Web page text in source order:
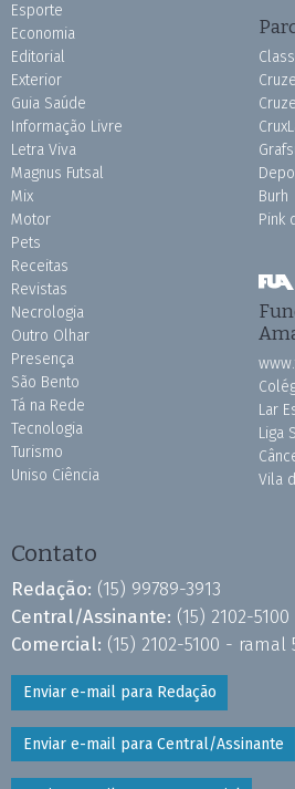
Esporte
Economia
Editorial
Exterior
Guia Saúde
Informação Livre
Letra Viva
Magnus Futsal
Mix
Motor
Pets
Receitas
Revistas
Necrologia
Outro Olhar
Presença
São Bento
Tá na Rede
Tecnologia
Turismo
Uniso Ciência
Burh
Pink
Lar
Liga
Vila
Contato
Redação: (15) 99789-3913
Central/Assinante: (15) 2102-
Comercial: (15) 2102-5100 - ramal
Enviar e-mail para Redação
Enviar e-mail para Central/Assinante